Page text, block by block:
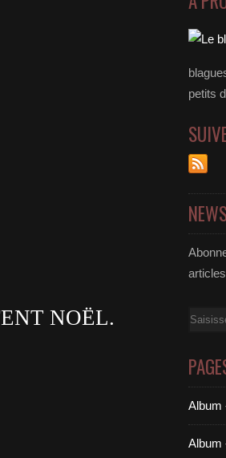
NOËL.
petits
Email
Album
Album